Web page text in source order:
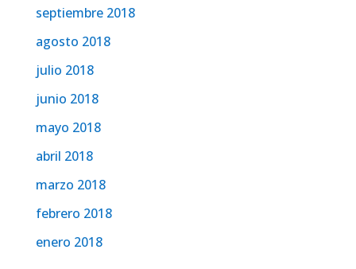
septiembre 2018
agosto 2018
julio 2018
junio 2018
mayo 2018
abril 2018
marzo 2018
febrero 2018
enero 2018